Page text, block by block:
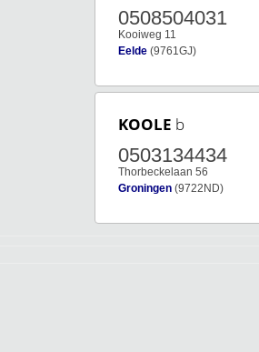
0508504031
Kooiweg 11
Eelde (9761GJ)
KOOLE b
0503134434
Thorbeckelaan 56
Groningen (9722ND)